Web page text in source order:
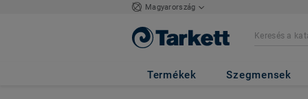
Magyarország
Termékek Szegmensek
Veneto xf²™ (2.5